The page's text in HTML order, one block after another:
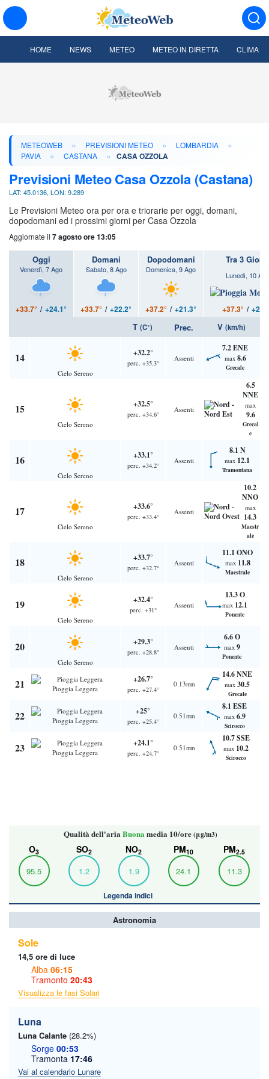
HOME NEWS METEO METEO IN DIRETTA CLIMA
METEOWEB » PREVISIONI METEO » LOMBARDIA »
PAVIA » CASTANA » CASA OZZOLA
Previsioni Meteo Casa Ozzola (Castana)
LAT: 45.0136, LON: 9.289
Le Previsioni Meteo ora per ora e triorarie per oggi, domani,
dopodomani ed i prossimi giorni per Casa Ozzola
Aggiornate il 7 agosto ore 13:05
Oggi
Venerdì, 7 Ago
+33.7° / +24.1°
Domani
Sabato, 8 Ago
+33.7° / +22.2°
Dopodomani
Domenica, 9 Ago
+37.2° / +21.3°
Tra 3 Giorni
Lunedì, 10 Ago
+37.3° /
T (C°) Prec. V (km/h)
14
Cielo Sereno
+32.2°
perc. +35.3°
Assenti
7.2 ENE
max 8.6
Grecale
15
Cielo Sereno
+32.5°
perc. +34.6°
Assenti
6.5
NNE
max
9.6
Grecal
e
16
Cielo Sereno
+33.1°
perc. +34.2°
Assenti
8.1 N
max 12.1
Tramontana
17
Cielo Sereno
+33.6°
perc. +33.4°
Assenti
10.2
NNO
max
14.3
Maestr
ale
18
Cielo Sereno
+33.7°
perc. +32.7°
Assenti
11.1 ONO
max 11.8
Maestrale
19
Cielo Sereno
+32.4°
perc. +31°
Assenti
13.3 O
max 12.1
Ponente
20
Cielo Sereno
+29.3°
perc. +28.8°
Assenti
6.6 O
max 9
Ponente
21 Pioggia Leggera
+26.7°
perc. +27.4°
0.13mm
14.6 NNE
max 30.5
Grecale
22 Pioggia Leggera
+25°
perc. +25.4°
0.51mm
8.1 ESE
max 6.9
Scirocco
23 Pioggia Leggera
+24.1°
perc. +24.7°
0.51mm
10.7 SSE
max 10.2
Scirocco
Qualità dell'aria Buona media 10/ore(μg/m3)
O3
95.5
SO2
1.2
NO2
1.9
PM10
24.1
PM2.5
11.3
Legenda indici
Astronomia
Sole
14,5 ore di luce
Alba 06:15
Tramonto 20:43
Visualizza le fasi Solari
Luna
Luna Calante (28.2%)
Sorge 00:53
Tramonta 17:46
Vai al calendario Lunare